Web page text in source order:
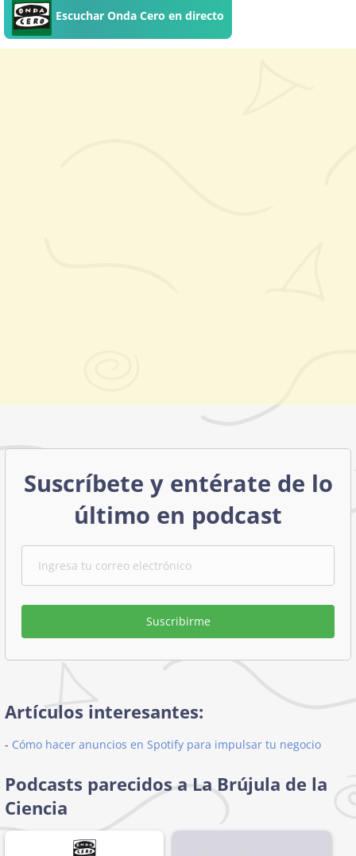
Escuchar Onda Cero en directo
Suscríbete y entérate de lo
último en podcast
Suscribirme
Artículos interesantes:
- Cómo hacer anuncios en Spotify para impulsar tu negocio
Podcasts parecidos a La Brújula de la
Ciencia